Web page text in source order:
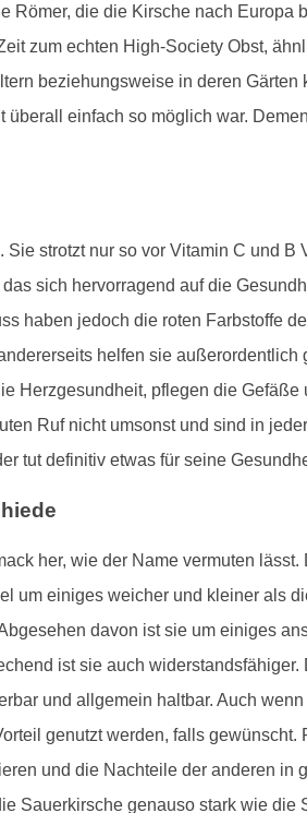
Römer, die die Kirsche nach Europa
zum echten High-Society Obst,
beziehungsweise in deren
einfach so möglich war.
strotzt nur so vor Vitamin C und
sich hervorragend auf die
haben jedoch die roten Farbstoffe
helfen sie
Herzgesundheit, pflegen die
Ruf nicht umsonst und sind in
tut definitiv etwas für seine
her, wie der Name vermuten
um einiges weicher und kleiner als
davon ist sie um einiges
ist sie auch
und allgemein haltbar. Auch
genutzt werden, falls
und die Nachteile der anderen in
Sauerkirsche genauso stark wie die